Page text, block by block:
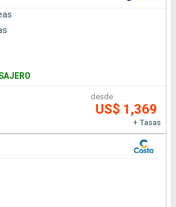
desde
US$ 1,369
+ Tasas